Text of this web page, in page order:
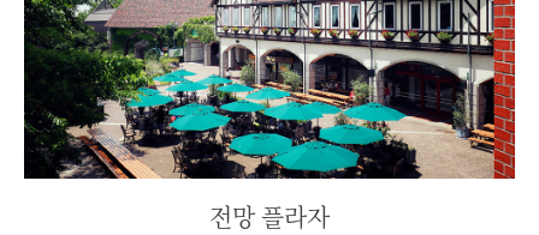
전망 플라자